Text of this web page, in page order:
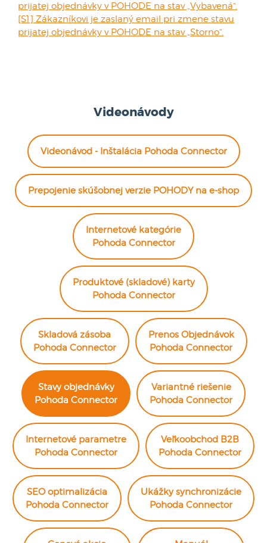
prijatej objednávky v POHODE na stav „Vybavená“.
[S1] Zákazníkovi je zaslaný email pri zmene stavu
prijatej objednávky v POHODE na stav „Storno“.
Videonávody
Videonávod - Inštalácia Pohoda Connector
Prepojenie skúšobnej verzie POHODY na e-shop
Internetové kategórie
Pohoda Connector
Produktové (skladové) karty
Pohoda Connector
Skladová zásoba
Pohoda Connector
Prenos Objednávok
Pohoda Connector
Stavy objednávky
Pohoda Connector
Variantné riešenie
Pohoda Connector
Internetové parametre
Pohoda Connector
Veľkoobchod B2B
Pohoda Connector
SEO optimalizácia
Pohoda Connector
Ukážky synchronizácie
Pohoda Connector